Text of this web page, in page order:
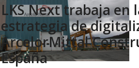
LKS Next trabaja en
estrategia de
ArcelorMittal
España